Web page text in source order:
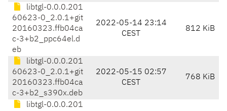
libtgl-0.0.0.201
60623-0_2.0.1+git
20160323.ffb04ca
c-3+b2_ppc64el.d
eb
2022-05-14 23:14
CEST
812 KiB
libtgl-0.0.0.201
60623-0_2.0.1+git
20160323.ffb04ca
c-3+b2_s390x.deb
2022-05-15 02:57
CEST
768 KiB
libtgl-0.0.0.201